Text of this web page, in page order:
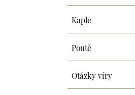
Kaple
Poutě
Otázky víry